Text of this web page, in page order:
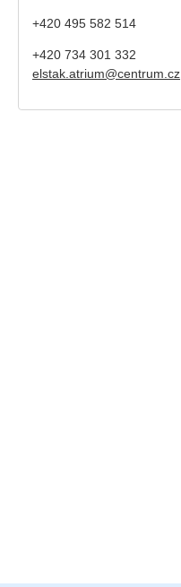
+420 495 582 514
+420 734 301 332
elstak.atrium@centrum.cz